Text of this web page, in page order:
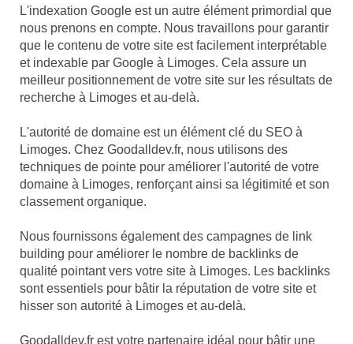
L'indexation Google est un autre élément primordial que
nous prenons en compte. Nous travaillons pour garantir
que le contenu de votre site est facilement interprétable
et indexable par Google à Limoges. Cela assure un
meilleur positionnement de votre site sur les résultats de
recherche à Limoges et au-delà.
L'autorité de domaine est un élément clé du SEO à
Limoges. Chez Goodalldev.fr, nous utilisons des
techniques de pointe pour améliorer l'autorité de votre
domaine à Limoges, renforçant ainsi sa légitimité et son
classement organique.
Nous fournissons également des campagnes de link
building pour améliorer le nombre de backlinks de
qualité pointant vers votre site à Limoges. Les backlinks
sont essentiels pour bâtir la réputation de votre site et
hisser son autorité à Limoges et au-delà.
Goodalldev.fr est votre partenaire idéal pour bâtir une